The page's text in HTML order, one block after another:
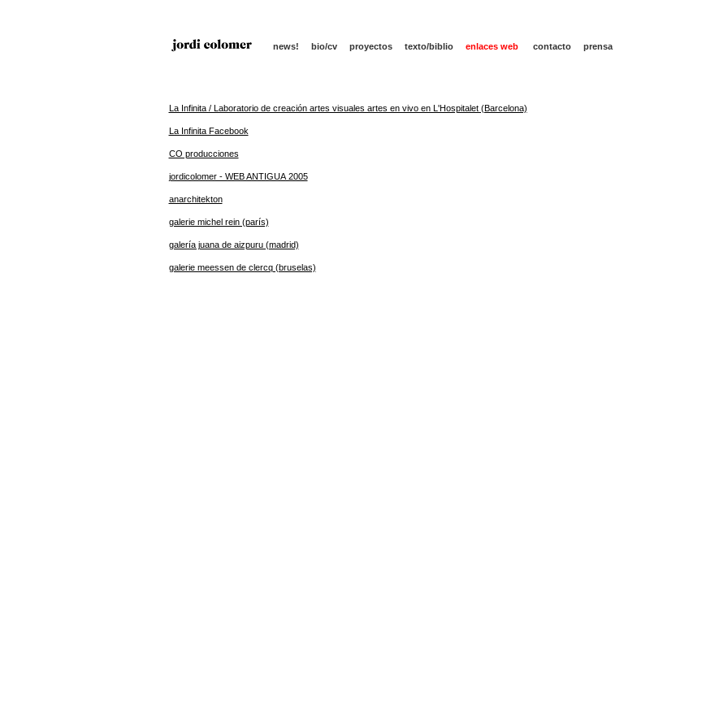
news! bio/cv proyectos texto/biblio enlaces web contacto prensa
La Infinita / Laboratorio de creación artes visuales artes en vivo en L'Hospitalet (Barcelona)
La Infinita Facebook
CO producciones
jordicolomer - WEB ANTIGUA 2005
anarchitekton
galerie michel rein (parís)
galería juana de aizpuru (madrid)
galerie meessen de clercq (bruselas)